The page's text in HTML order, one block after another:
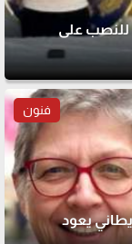
للنصب على
فنون
يعود